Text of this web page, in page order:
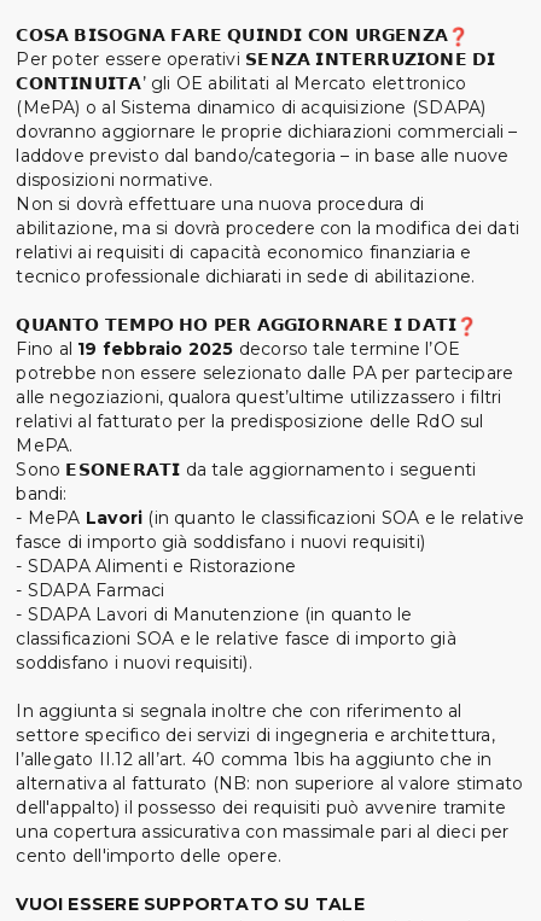
𝗖𝗢𝗦𝗔 𝗕𝗜𝗦𝗢𝗚𝗡𝗔 𝗙𝗔𝗥𝗘 𝗤𝗨𝗜𝗡𝗗𝗜 𝗖𝗢𝗡 𝗨𝗥𝗚𝗘𝗡𝗭𝗔
Per poter essere operativi 𝗦𝗘𝗡𝗭𝗔 𝗜𝗡𝗧𝗘𝗥𝗥𝗨𝗭𝗜𝗢𝗡𝗘 𝗗𝗜
𝗖𝗢𝗡𝗧𝗜𝗡𝗨𝗜𝗧𝗔’ gli OE abilitati al Mercato elettronico
(MePA) o al Sistema dinamico di acquisizione (SDAPA)
dovranno aggiornare le proprie dichiarazioni commerciali –
laddove previsto dal bando/categoria – in base alle nuove
disposizioni normative.
Non si dovrà effettuare una nuova procedura di
abilitazione, ma si dovrà procedere con la modifica dei dati
relativi ai requisiti di capacità economico finanziaria e
tecnico professionale dichiarati in sede di abilitazione.
𝗤𝗨𝗔𝗡𝗧𝗢 𝗧𝗘𝗠𝗣𝗢 𝗛𝗢 𝗣𝗘𝗥 𝗔𝗚𝗚𝗜𝗢𝗥𝗡𝗔𝗥𝗘 𝗜 𝗗𝗔𝗧𝗜
Fino al 19 febbraio 2025 decorso tale termine l’OE
potrebbe non essere selezionato dalle PA per partecipare
alle negoziazioni, qualora quest’ultime utilizzassero i filtri
relativi al fatturato per la predisposizione delle RdO sul
MePA.
Sono 𝗘𝗦𝗢𝗡𝗘𝗥𝗔𝗧𝗜 da tale aggiornamento i seguenti
bandi:
- MePA Lavori (in quanto le classificazioni SOA e le relative
fasce di importo già soddisfano i nuovi requisiti)
- SDAPA Alimenti e Ristorazione
- SDAPA Farmaci
- SDAPA Lavori di Manutenzione (in quanto le
classificazioni SOA e le relative fasce di importo già
soddisfano i nuovi requisiti).
In aggiunta si segnala inoltre che con riferimento al
settore specifico dei servizi di ingegneria e architettura,
l’allegato II.12 all’art. 40 comma 1bis ha aggiunto che in
alternativa al fatturato (NB: non superiore al valore stimato
dell'appalto) il possesso dei requisiti può avvenire tramite
una copertura assicurativa con massimale pari al dieci per
cento dell'importo delle opere.
VUOI ESSERE SUPPORTATO SU TALE